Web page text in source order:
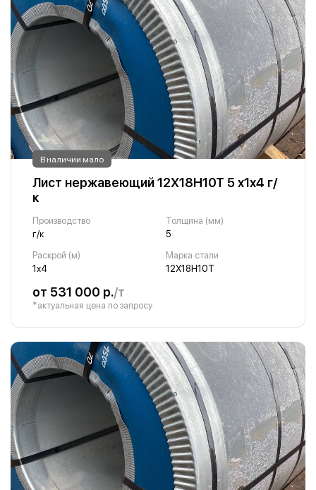
В наличии мало
Лист нержавеющий 12Х18Н10Т 5 х1х4 г/
к
Производство
г/к
Толщина (мм)
5
Раскрой (м)
1х4
Марка стали
12Х18Н10Т
от 531 000 р./т
*актуальная цена по запросу